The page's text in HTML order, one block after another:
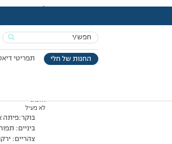
Search
for:החנות של חלי תפריטי
עמוד הבית>דיונים>פורום>רישום יום חמישי:)
מוצגות 2 תגובות – 1 עד 2 (מתוך 2 סה״כ)
23/01/2009 בשעה 0:01
אלמוני
לא פעיל
בוקר:פיתה
ביניים:
צהריים: